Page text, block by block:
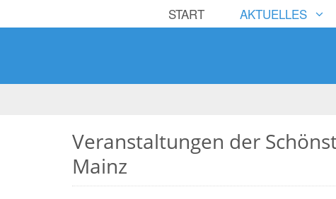
START AKTUELLES
Veranstaltungen der
Mainz